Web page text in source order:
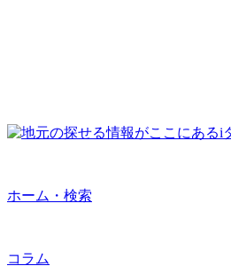
ホーム・検索
コラム